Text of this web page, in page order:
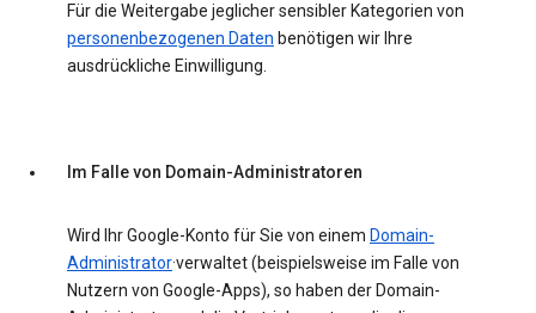
Für die Weitergabe jeglicher sensibler Kategorien von
personenbezogenen Daten benötigen wir Ihre
ausdrückliche Einwilligung.
Im Falle von Domain-Administratoren
Wird Ihr Google-Konto für Sie von einem Domain-
Administrator·verwaltet (beispielsweise im Falle von
Nutzern von Google-Apps), so haben der Domain-